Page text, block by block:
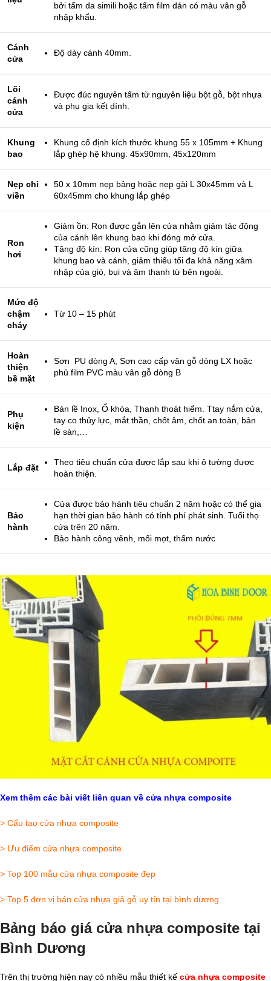
bởi tấm da simili hoặc tấm film dán có màu vân gỗ
nhập khẩu.
Cánh
cửa
Độ dày cánh 40mm.
Lõi
cánh
cửa
Được đúc nguyên tấm từ nguyên liệu bột gỗ, bột nhựa
và phụ gia kết dính.
Khung
bao
Khung cố định kích thước khung 55 x 105mm + Khung
lắp ghép hệ khung: 45x90mm, 45x120mm
Nẹp chỉ
viền
50 x 10mm nẹp bảng hoặc nẹp gài L 30x45mm và L
60x45mm cho khung lắp ghép
Ron
hơi
Giảm ồn: Ron được gắn lên cửa nhằm giảm tác động
của cánh lên khung bao khi đóng mở cửa.
Tăng độ kín: Ron cửa cũng giúp tăng độ kín giữa
khung bao và cánh, giảm thiểu tối đa khả năng xâm
nhập của gió, bụi và âm thanh từ bên ngoài.
Mức độ
chậm
cháy
Từ 10 – 15 phút
Hoàn
thiện
bề mặt
Sơn PU dòng A, Sơn cao cấp vân gỗ dòng LX hoặc
phủ film PVC màu vân gỗ dòng B
Phụ
kiện
Bản lề Inox, Ổ khóa, Thanh thoát hiểm. Ttay nắm cửa,
tay co thủy lực, mắt thần, chốt âm, chốt an toàn, bản
lề sàn,…
Lắp đặt
Theo tiêu chuẩn cửa được lắp sau khi ô tường được
hoàn thiện.
Bảo
hành
Cửa được bảo hành tiêu chuẩn 2 năm hoặc có thể gia
hạn thời gian bảo hành có tính phí phát sinh. Tuổi thọ
cửa trên 20 năm.
Bảo hành công vênh, mối mọt, thấm nước
Xem thêm các bài viết liên quan về cửa nhựa composite
> Cấu tạo cửa nhựa composite
> Ưu điểm cửa nhựa composite
> Top 100 mẫu cửa nhựa composite đẹp
> Top 5 đơn vị bán cửa nhựa giả gỗ uy tín tại bình dương
Bảng báo giá cửa nhựa composite tại
Bình Dương
Trên thị trường hiện nay có nhiều mẫu thiết kế cửa nhựa composite